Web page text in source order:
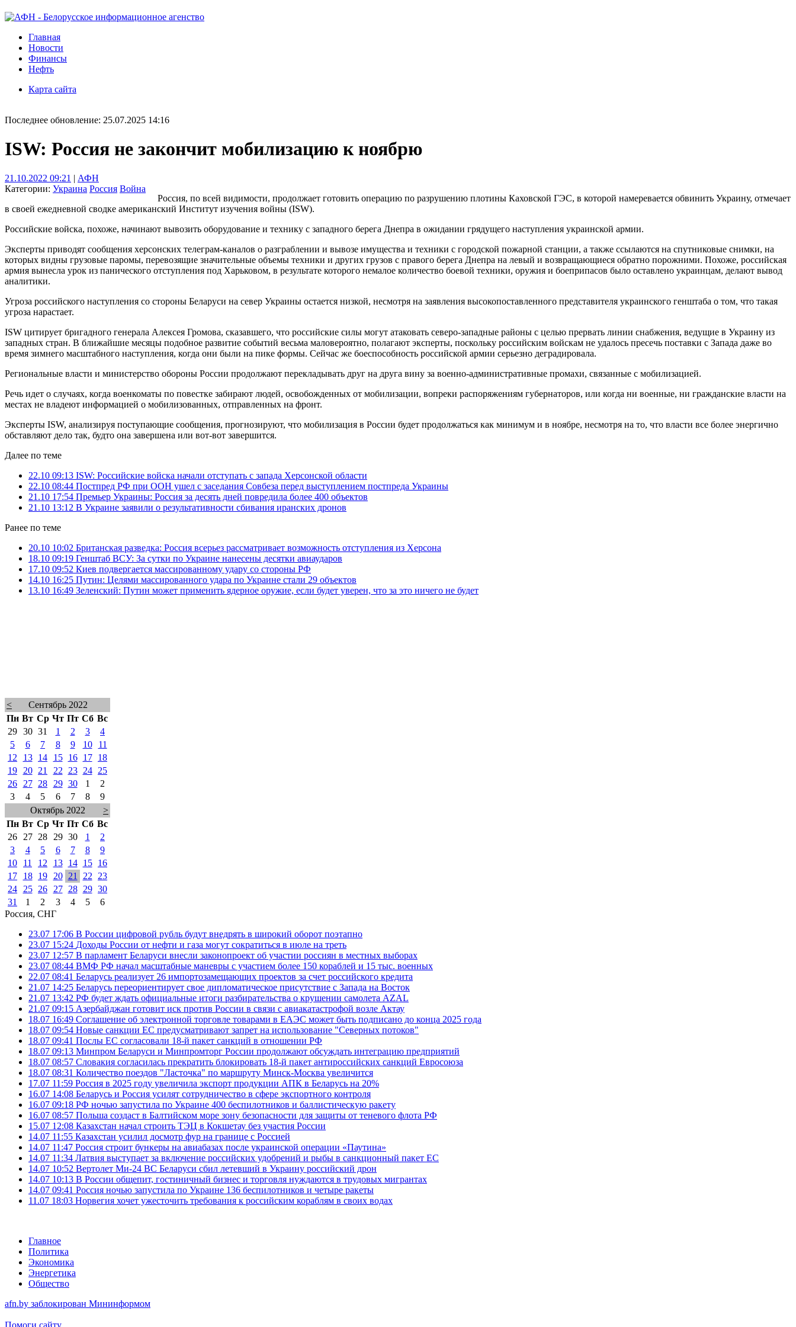
Главная
Новости
Финансы
Нефть
Карта сайта
Последнее обновление: 25.07.2025 14:16
ISW: Россия не закончит мобилизацию к ноябрю
21.10.2022 09:21 | АФН
Категории: Украина Россия Война
Россия, по всей видимости, продолжает готовить операцию по разрушению плотины Каховской ГЭС, в которой намеревается обвинить Украину, отмечает
в своей ежедневной сводке американский Институт изучения войны (ISW).
Российские войска, похоже, начинают вывозить оборудование и технику с западного берега Днепра в ожидании грядущего наступления украинской армии.
Эксперты приводят сообщения херсонских телеграм-каналов о разграблении и вывозе имущества и техники с городской пожарной станции, а также ссылаются на спутниковые снимки, на
которых видны грузовые паромы, перевозящие значительные объемы техники и других грузов с правого берега Днепра на левый и возвращающиеся обратно порожними. Похоже, российская
армия вынесла урок из панического отступления под Харьковом, в результате которого немалое количество боевой техники, оружия и боеприпасов было оставлено украинцам, делают вывод
аналитики.
Угроза российского наступления со стороны Беларуси на север Украины остается низкой, несмотря на заявления высокопоставленного представителя украинского генштаба о том, что такая
угроза нарастает.
ISW цитирует бригадного генерала Алексея Громова, сказавшего, что российские силы могут атаковать северо-западные районы с целью прервать линии снабжения, ведущие в Украину из
западных стран. В ближайшие месяцы подобное развитие событий весьма маловероятно, полагают эксперты, поскольку российским войскам не удалось пресечь поставки с Запада даже во
время зимнего масштабного наступления, когда они были на пике формы. Сейчас же боеспособность российской армии серьезно деградировала.
Региональные власти и министерство обороны России продолжают перекладывать друг на друга вину за военно-административные промахи, связанные с мобилизацией.
Речь идет о случаях, когда военкоматы по повестке забирают людей, освобожденных от мобилизации, вопреки распоряжениям губернаторов, или когда ни военные, ни гражданские власти на
местах не владеют информацией о мобилизованных, отправленных на фронт.
Эксперты ISW, анализируя поступающие сообщения, прогнозируют, что мобилизация в России будет продолжаться как минимум и в ноябре, несмотря на то, что власти все более энергично
обставляют дело так, будто она завершена или вот-вот завершится.
Далее по теме
22.10 09:13 ISW: Российские войска начали отступать с запада Херсонской области
22.10 08:44 Постпред РФ при ООН ушел с заседания Совбеза перед выступлением постпреда Украины
21.10 17:54 Премьер Украины: Россия за десять дней повредила более 400 объектов
21.10 13:12 В Украине заявили о результативности сбивания иранских дронов
Ранее по теме
20.10 10:02 Британская разведка: Россия всерьез рассматривает возможность отступления из Херсона
18.10 09:19 Генштаб ВСУ: За сутки по Украине нанесены десятки авиаударов
17.10 09:52 Киев подвергается массированному удару со стороны РФ
14.10 16:25 Путин: Целями массированного удара по Украине стали 29 объектов
13.10 16:49 Зеленский: Путин может применить ядерное оружие, если будет уверен, что за это ничего не будет
<
Сентябрь 2022
Пн Вт Ср Чт Пт Сб Вс
29 30 31 1 2 3
4
5
6 7 8 9 10
11
12
13 14 15 16 17
18
19
20 21 22 23 24
25
26
27 28 29 30 1
2
3
4 5 6 7 8
9
Октябрь 2022
>
Пн Вт Ср Чт Пт Сб Вс
26
27 28 29 30 1
2
3
4 5 6 7 8
9
10
11 12 13 14 15
16
17
18 19 20 21 22
23
24
25 26 27 28 29 30
31
1 2 3 4 5
6
Россия, СНГ
23.07 17:06 В России цифровой рубль будут внедрять в широкий оборот поэтапно
23.07 15:24 Доходы России от нефти и газа могут сократиться в июле на треть
23.07 12:57 В парламент Беларуси внесли законопроект об участии россиян в местных выборах
23.07 08:44 ВМФ РФ начал масштабные маневры с участием более 150 кораблей и 15 тыс. военных
22.07 08:41 Беларусь реализует 26 импортозамещающих проектов за счет российского кредита
21.07 14:25 Беларусь переориентирует свое дипломатическое присутствие с Запада на Восток
21.07 13:42 РФ будет ждать официальные итоги разбирательства о крушении самолета AZAL
21.07 09:15 Азербайджан готовит иск против России в связи с авиакатастрофой возле Актау
18.07 16:49 Соглашение об электронной торговле товарами в ЕАЭС может быть подписано до конца 2025 года
18.07 09:54 Новые санкции ЕС предусматривают запрет на использование "Северных потоков"
18.07 09:41 Послы ЕС согласовали 18-й пакет санкций в отношении РФ
18.07 09:13 Минпром Беларуси и Минпромторг России продолжают обсуждать интеграцию предприятий
18.07 08:57 Словакия согласилась прекратить блокировать 18-й пакет антироссийских санкций Евросоюза
18.07 08:31 Количество поездов "Ласточка" по маршруту Минск-Москва увеличится
17.07 11:59 Россия в 2025 году увеличила экспорт продукции АПК в Беларусь на 20%
16.07 14:08 Беларусь и Россия усилят сотрудничество в сфере экспортного контроля
16.07 09:18 РФ ночью запустила по Украине 400 беспилотников и баллистическую ракету
16.07 08:57 Польша создаст в Балтийском море зону безопасности для защиты от теневого флота РФ
15.07 12:08 Казахстан начал строить ТЭЦ в Кокшетау без участия России
14.07 11:55 Казахстан усилил досмотр фур на границе с Россией
14.07 11:47 Россия строит бункеры на авиабазах после украинской операции «Паутина»
14.07 11:34 Латвия выступает за включение российских удобрений и рыбы в санкционный пакет ЕС
14.07 10:52 Вертолет Ми-24 ВС Беларуси сбил летевший в Украину российский дрон
14.07 10:13 В России общепит, гостиничный бизнес и торговля нуждаются в трудовых мигрантах
14.07 09:41 Россия ночью запустила по Украине 136 беспилотников и четыре ракеты
11.07 18:03 Норвегия хочет ужесточить требования к российским кораблям в своих водах
Главное
Политика
Экономика
Энергетика
Общество
afn.by заблокирован Мининформом
Помоги сайту